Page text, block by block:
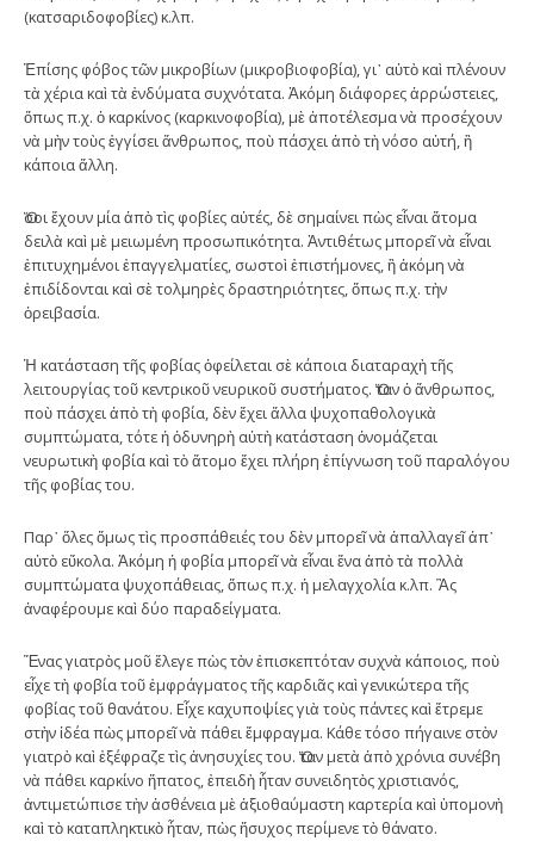
(κατσαριδοφοβίες) κ.λπ.
Ἐπίσης φόβος τῶν μικροβίων (μικροβιοφοβία), γι᾿ αὐτὸ καὶ πλένουν
τὰ χέρια καὶ τὰ ἐνδύματα συχνότατα. Ἀκόμη διάφορες ἀρρώστειες,
ὅπως π.χ. ὁ καρκίνος (καρκινοφοβία), μὲ ἀποτέλεσμα νὰ προσέχουν
νὰ μὴν τοὺς ἐγγίσει ἄνθρωπος, ποὺ πάσχει ἀπὸ τὴ νόσο αὐτή, ἢ
κάποια ἄλλη.
Ὅσοι ἔχουν μία ἀπὸ τὶς φοβίες αὐτές, δὲ σημαίνει πὼς εἶναι ἄτομα
δειλὰ καὶ μὲ μειωμένη προσωπικότητα. Ἀντιθέτως μπορεῖ νὰ εἶναι
ἐπιτυχημένοι ἐπαγγελματίες, σωστοὶ ἐπιστήμονες, ἢ ἀκόμη νὰ
ἐπιδίδονται καὶ σὲ τολμηρὲς δραστηριότητες, ὅπως π.χ. τὴν
ὀρειβασία.
Ἡ κατάσταση τῆς φοβίας ὀφείλεται σὲ κάποια διαταραχὴ τῆς
λειτουργίας τοῦ κεντρικοῦ νευρικοῦ συστήματος. Ὅταν ὁ ἄνθρωπος,
ποὺ πάσχει ἀπὸ τὴ φοβία, δὲν ἔχει ἄλλα ψυχοπαθολογικὰ
συμπτώματα, τότε ἡ ὀδυνηρὴ αὐτὴ κατάσταση ὀνομάζεται
νευρωτικὴ φοβία καὶ τὸ ἄτομο ἔχει πλήρη ἐπίγνωση τοῦ παραλόγου
τῆς φοβίας του.
Παρ᾿ ὅλες ὅμως τὶς προσπάθειές του δὲν μπορεῖ νὰ ἀπαλλαγεῖ ἀπ᾿
αὐτὸ εὔκολα. Ἀκόμη ἡ φοβία μπορεῖ νὰ εἶναι ἕνα ἀπὸ τὰ πολλὰ
συμπτώματα ψυχοπάθειας, ὅπως π.χ. ἡ μελαγχολία κ.λπ. Ἂς
ἀναφέρουμε καὶ δύο παραδείγματα.
Ἕνας γιατρὸς μοῦ ἔλεγε πὼς τὸν ἐπισκεπτόταν συχνὰ κάποιος, ποὺ
εἶχε τὴ φοβία τοῦ ἐμφράγματος τῆς καρδιᾶς καὶ γενικώτερα τῆς
φοβίας τοῦ θανάτου. Εἶχε καχυποψίες γιὰ τοὺς πάντες καὶ ἔτρεμε
στὴν ἰδέα πὼς μπορεῖ νὰ πάθει ἔμφραγμα. Κάθε τόσο πήγαινε στὸν
γιατρὸ καὶ ἐξέφραζε τὶς ἀνησυχίες του. Ὅταν μετὰ ἀπὸ χρόνια συνέβη
νὰ πάθει καρκίνο ἥπατος, ἐπειδὴ ἦταν συνειδητὸς χριστιανός,
ἀντιμετώπισε τὴν ἀσθένεια μὲ ἀξιοθαύμαστη καρτερία καὶ ὑπομονὴ
καὶ τὸ καταπληκτικὸ ἦταν, πὼς ἥσυχος περίμενε τὸ θάνατο.